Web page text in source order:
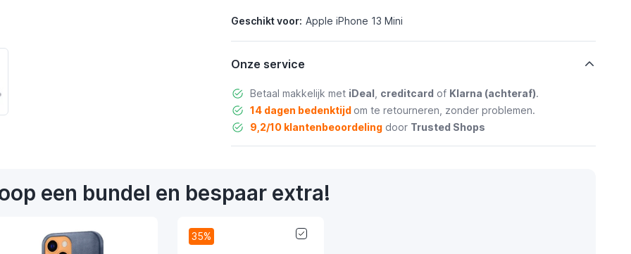
Geschikt voor: Apple iPhone 13 Mini
Onze service
Betaal makkelijk met iDeal creditcard of Klarna (achteraf).
14 dagen bedenktijd om te retourneren, zonder problemen.
9,2/10 klantenbeoordelingdoor Trusted Shops
een bundel en bespaar extra!
35%